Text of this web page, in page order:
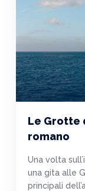
Le Grotte
romano
Una volta
una gita alle
principali